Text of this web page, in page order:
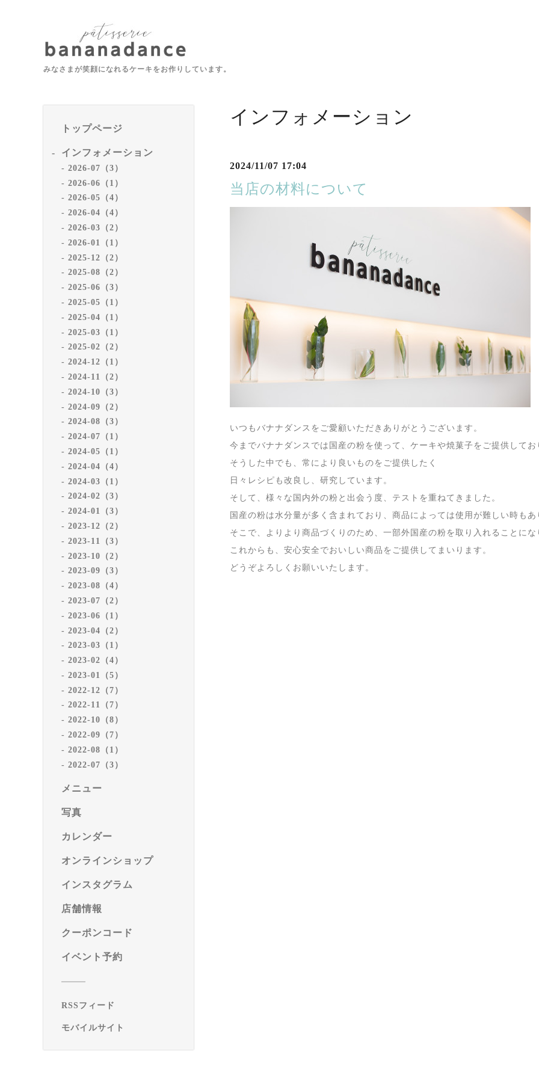
みなさまが笑顔になれるケーキをお作りしています。
トップページ
インフォメーション
2026-07（3）
2026-06（1）
2026-05（4）
2026-04（4）
2026-03（2）
2026-01（1）
2025-12（2）
2025-08（2）
2025-06（3）
2025-05（1）
2025-04（1）
2025-03（1）
2025-02（2）
2024-12（1）
2024-11（2）
2024-10（3）
2024-09（2）
2024-08（3）
2024-07（1）
2024-05（1）
2024-04（4）
2024-03（1）
2024-02（3）
2024-01（3）
2023-12（2）
2023-11（3）
2023-10（2）
2023-09（3）
2023-08（4）
2023-07（2）
2023-06（1）
2023-04（2）
2023-03（1）
2023-02（4）
2023-01（5）
2022-12（7）
2022-11（7）
2022-10（8）
2022-09（7）
2022-08（1）
2022-07（3）
メニュー
写真
カレンダー
オンラインショップ
インスタグラム
店舗情報
クーポンコード
イベント予約
RSSフィード
モバイルサイト
インフォメーション
2024/11/07 17:04
当店の材料について
いつもバナナダンスをご愛顧いただきありがとうございます。
今までバナナダンスでは国産の粉を使って、ケーキや焼菓子をご提供してお
そうした中でも、常により良いものをご提供したく
日々レシピも改良し、研究しています。
そして、様々な国内外の粉と出会う度、テストを重ねてきました。
国産の粉は水分量が多く含まれており、商品によっては使用が難しい時もあ
そこで、よりより商品づくりのため、一部外国産の粉を取り入れることにな
これからも、安心安全でおいしい商品をご提供してまいります。
どうぞよろしくお願いいたします。